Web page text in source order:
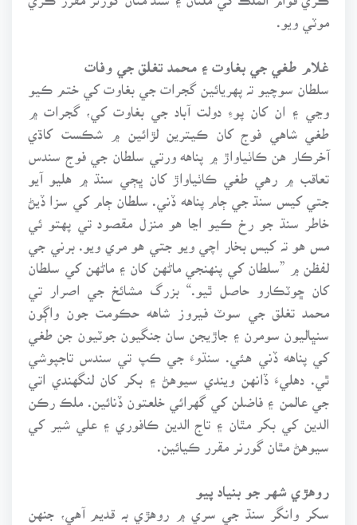
غلام طغي جي بغاوت ۽ محمد تغلق جي وفات
سلطان سوچيو تہ پهريائين گجرات جي بغاوت کي ختم ڪيو
وڃي ۽ ان کان پوءِ دولت آباد جي بغاوت کي، گجرات ۾
طغي شاهي فوج کان ڪيترين لڙائين ۾ شڪست کاڌي
آخرڪار هن ڪاٺياواڙ ۾ پناهه ورتي سلطان جي فوج سندس
تعاقب ۾ رهي طغي ڪاٺياواڙ کان ڀڄي سنڌ ۾ هليو آيو
جتي کيس سنڌ جي ڄام پناهه ڏني. سلطان ڄام کي سزا ڏيڻ
خاطر سنڌ جو رخ ڪيو اڃا هو منزل مقصود تي پهتو ئي
مس هو تہ کيس بخار اچي ويو جتي هو مري ويو. برني جي
لفظن ۾ ”سلطان کي پنهنجي ماڻهن کان ۽ ماڻهن کي سلطان
کان ڇوٽڪارو حاصل ٿيو.“ بزرگ مشائخ جي اصرار تي
محمد تغلق جي سوٽ فيروز شاهه حڪومت جون واڳون
سنڀاليون سومرن ۽ جاڙيجن سان جنگيون جوٽيون جن طغي
کي پناهه ڏني هئي. سنڌوءَ جي ڪپ تي سندس تاجپوشي
ٿي. دهليءَ ڏانهن ويندي سيوهڻ ۽ بکر کان لنگهندي اتي
جي عالمن ۽ فاضلن کي گهرائي خلعتون ڏنائين. ملڪ رڪن
الدين کي بکر مٿان ۽ تاج الدين ڪافوري ۽ علي شير کي
سيوهڻ مٿان گورنر مقرر ڪيائين.
روهڙي شهر جو بنياد پيو
سکر وانگر سنڌ جي سري ۾ روهڙي بہ قديم آهي، جنهن